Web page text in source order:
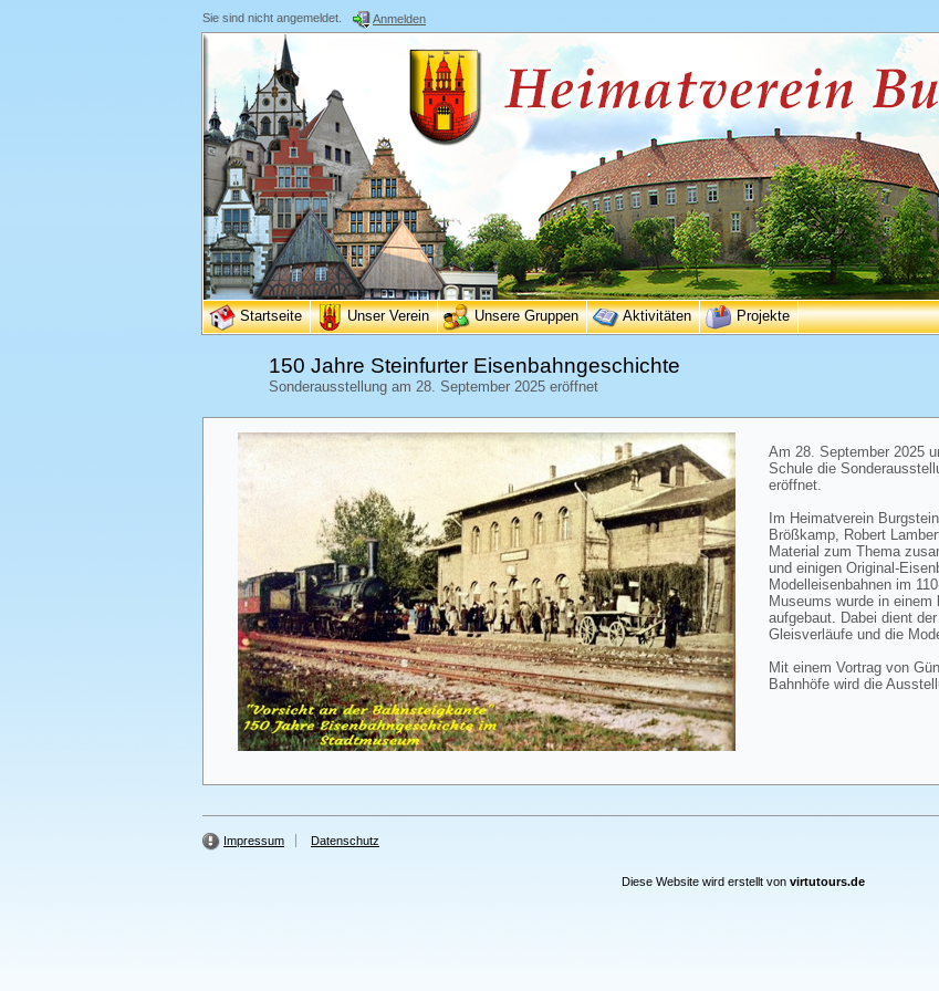
Sie sind nicht angemeldet. Anmelden
Startseite Unser Verein Unsere Gruppen Aktivitäten Projekte
150 Jahre Steinfurter Eisenbahngeschichte
Sonderausstellung am 28. September 2025 eröffnet
Am 28. September 2025
Schule die
eröffnet.
Im Heimatverein
Brößkamp, Robert
Material zum Thema
und einigen Original-
Modelleisenbahnen im
Museums wurde in
aufgebaut. Dabei dient
Gleisverläufe und die
Mit einem Vortrag von
Bahnhöfe wird die
Impressum Datenschutz
Diese Website wird erstellt von virtutours.de